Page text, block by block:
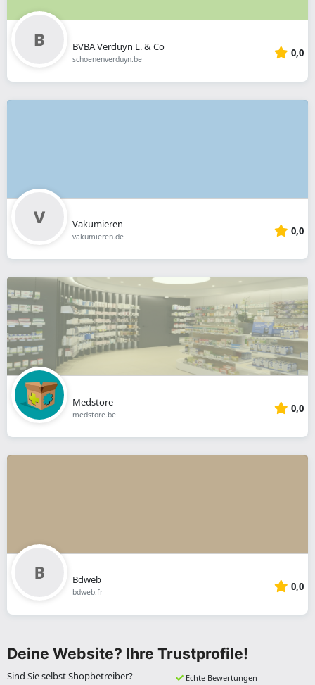
BVBA Verduyn L. & Co
schoenenverduyn.be 0,0
Vakumieren
vakumieren.de 0,0
Medstore
medstore.be 0,0
Bdweb
bdweb.fr 0,0
Deine Website? Ihre Trustprofile!
Sind Sie selbst Shopbetreiber?
Echte Bewertungen